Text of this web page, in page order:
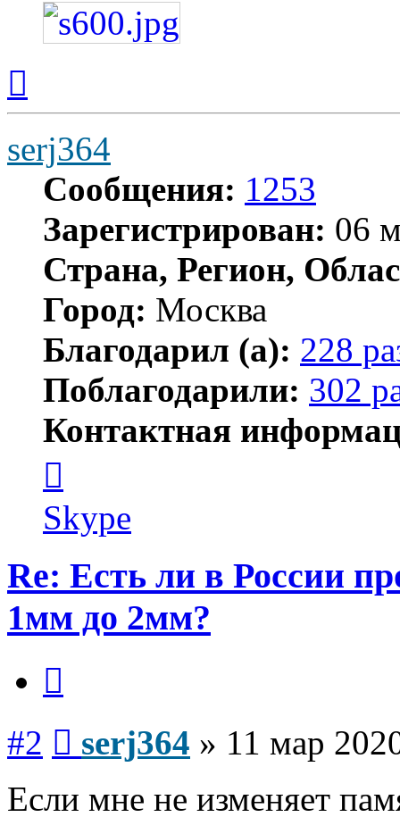
началу
serj364
Сообщения: 1253
Зарегистрирован: 06
Страна, Регион,
Город: Москва
Благодарил (а): 228
Поблагодарили: 302
Контактная
пользователя
serj364
Skype
Re: Есть ли в России
1мм до 2мм?
#2 serj364 » 11 мар
Если мне не изменяет